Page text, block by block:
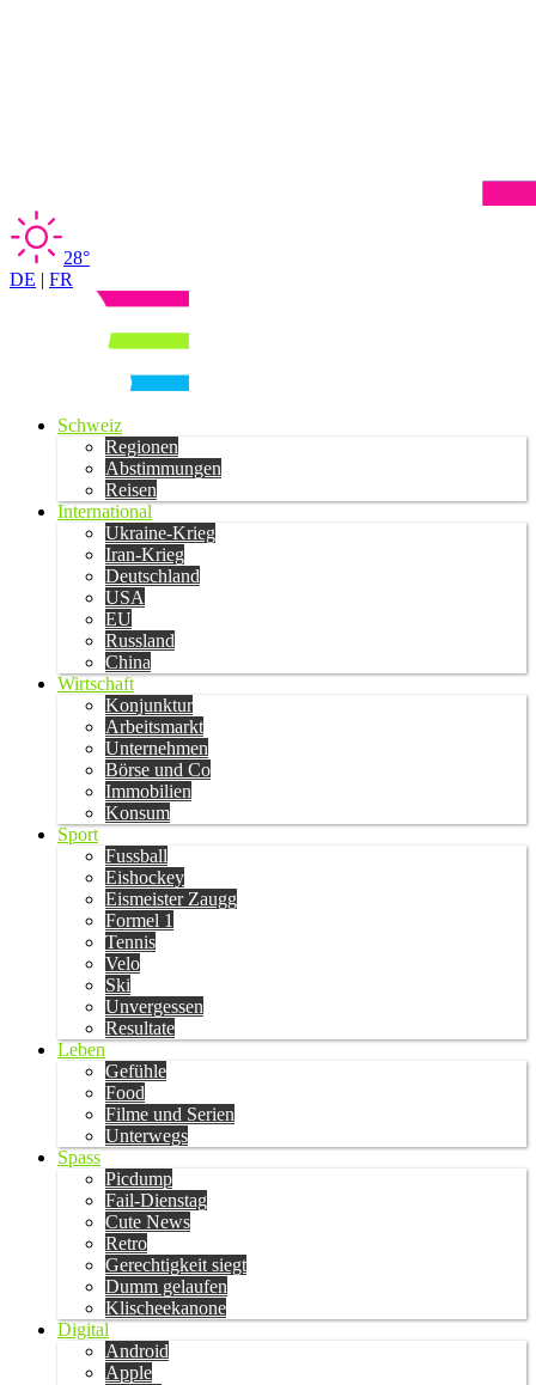
28°
DE | FR
Schweiz
Regionen
Abstimmungen
Reisen
International
Ukraine-Krieg
Iran-Krieg
Deutschland
USA
EU
Russland
China
Wirtschaft
Konjunktur
Arbeitsmarkt
Unternehmen
Börse und Co
Immobilien
Konsum
Sport
Fussball
Eishockey
Eismeister Zaugg
Formel 1
Tennis
Velo
Ski
Unvergessen
Resultate
Leben
Gefühle
Food
Filme und Serien
Unterwegs
Spass
Picdump
Fail-Dienstag
Cute News
Retro
Gerechtigkeit siegt
Dumm gelaufen
Klischeekanone
Digital
Android
Apple